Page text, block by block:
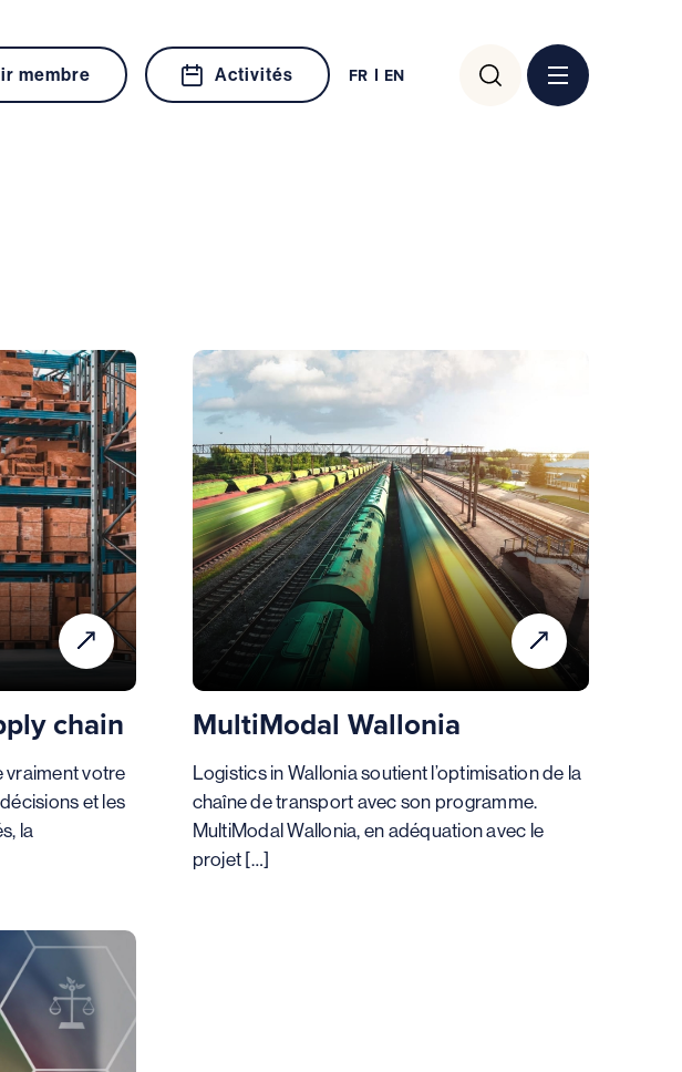
membre Activités FR EN
Rechercher :
chain
vraiment votre
et les
la
MultiModal Wallonia
Logistics in Wallonia soutient l’optimisation de la
chaîne de transport avec son programme.
MultiModal Wallonia, en adéquation avec le
projet […]